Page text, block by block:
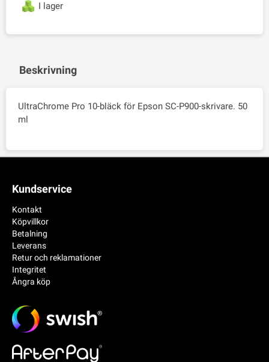
I lager
Beskrivning
UltraChrome Pro 10-bläck för Epson SC-P900-skrivare. 50
ml
Kundservice
Kontakt
Köpvillkor
Betalning
Leverans
Retur och reklamationer
Integritet
Ångra köp